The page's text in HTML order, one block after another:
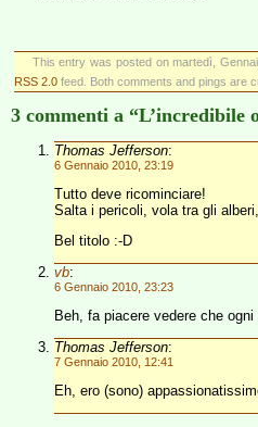
This entry was posted on martedì,
RSS 2.0 feed. Both comments and pings are
3 commenti a “L’incredibile
Thomas Jefferson:
6 Gennaio 2010, 23:19
Tutto deve ricominciare!
Salta i pericoli, vola tra gli
Bel titolo :-D
vb:
6 Gennaio 2010, 23:23
Beh, fa piacere vedere che
Thomas Jefferson:
7 Gennaio 2010, 12:41
Eh, ero (sono)